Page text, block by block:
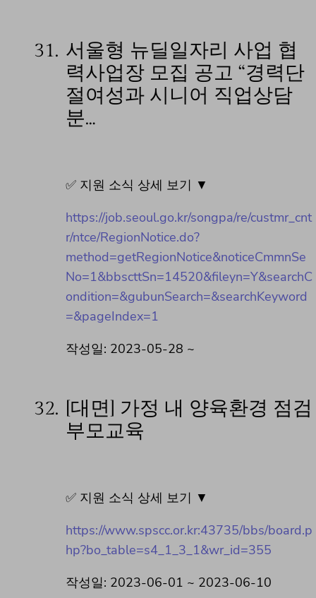
31. 서울형 뉴딜일자리 사업 협
력사업장 모집 공고 “경력단
절여성과 시니어 직업상담
분…
✅ 지원 소식 상세 보기 ▼
https://job.seoul.go.kr/songpa/re/custmr_cnt
r/ntce/RegionNotice.do?
method=getRegionNotice&noticeCmmnSe
No=1&bbscttSn=14520&fileyn=Y&searchC
ondition=&gubunSearch=&searchKeyword
=&pageIndex=1
작성일: 2023-05-28 ~
32. [대면] 가정 내 양육환경 점검
부모교육
✅ 지원 소식 상세 보기 ▼
https://www.spscc.or.kr:43735/bbs/board.p
hp?bo_table=s4_1_3_1&wr_id=355
작성일: 2023-06-01 ~ 2023-06-10